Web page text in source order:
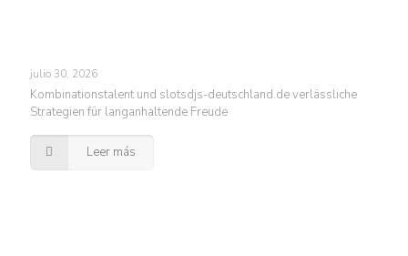
julio 30, 2026
Kombinationstalent und slotsdjs-deutschland.de verlässliche
Strategien für langanhaltende Freude
Leer más